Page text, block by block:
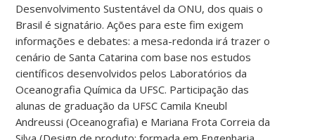
Desenvolvimento Sustentável da ONU, dos quais o
Brasil é signatário. Ações para este fim exigem
informações e debates: a mesa-redonda irá trazer o
cenário de Santa Catarina com base nos estudos
científicos desenvolvidos pelos Laboratórios da
Oceanografia Química da UFSC. Participação das
alunas de graduação da UFSC Camila Kneubl
Andreussi (Oceanografia) e Mariana Frota Correia da